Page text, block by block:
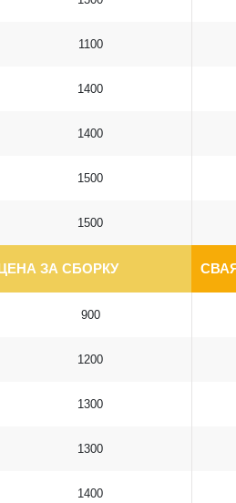
1100
1400
1400
1500
1500
ЗА СБОРКУ
900
1200
1300
1300
1400